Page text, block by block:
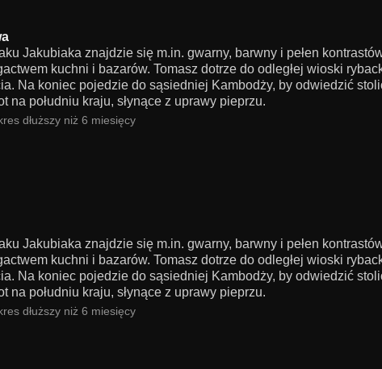
Jakubiaka znajdzie się m.in. gwarny, barwny i pełen
kuchni i bazarów. Tomasz dotrze do odległej wioski
Na koniec pojedzie do sąsiedniej Kambodży, by odwiedzić
na południu kraju, słynące z uprawy pieprzu.
dłuższy niż 6 miesięcy
Jakubiaka znajdzie się m.in. gwarny, barwny i pełen
kuchni i bazarów. Tomasz dotrze do odległej wioski
Na koniec pojedzie do sąsiedniej Kambodży, by odwiedzić
na południu kraju, słynące z uprawy pieprzu.
dłuższy niż 6 miesięcy